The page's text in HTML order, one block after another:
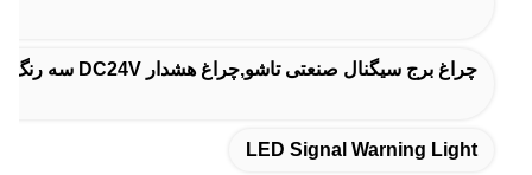
چراغ برج سیگنال صنعتی تاشو,چراغ هشدار DC24V سه رنگ,چراغ برج PNP/NPN با زنگ
LED Signal Warning Light